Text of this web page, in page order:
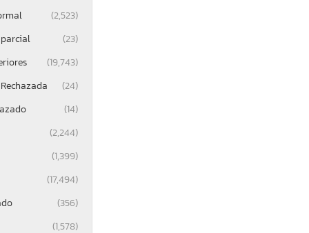
(2,523)
(23)
(19,743)
(24)
(14)
(2,244)
(1,399)
(17,494)
(356)
(1,578)